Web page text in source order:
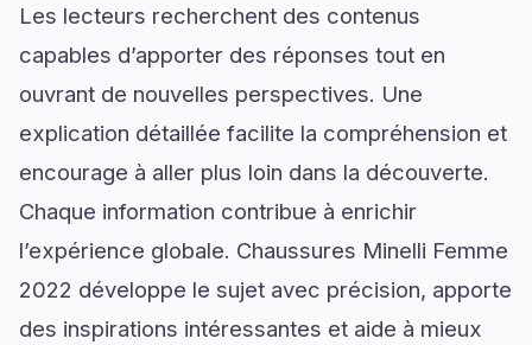
Les lecteurs recherchent des contenus
capables d’apporter des réponses tout en
ouvrant de nouvelles perspectives. Une
explication détaillée facilite la compréhension et
encourage à aller plus loin dans la découverte.
Chaque information contribue à enrichir
l’expérience globale. Chaussures Minelli Femme
2022 développe le sujet avec précision, apporte
des inspirations intéressantes et aide à mieux